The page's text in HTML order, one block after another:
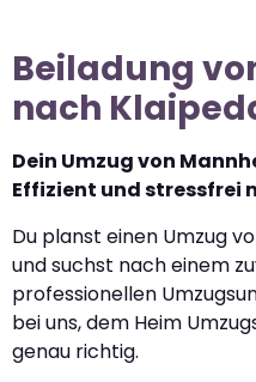
Beiladung
nach
Dein Umzug von
Effizient und stressfrei
Du planst einen Umzug
und suchst nach einem
professionellen
bei uns, dem Heim
genau richtig.